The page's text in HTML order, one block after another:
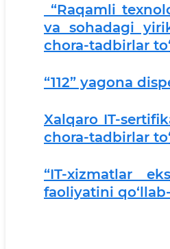
“Raqamli
va sohadagi
chora-tadbirlar
“112” yagona
Xalqaro IT-
chora-tadbirlar
“IT-xizmatlar
faoliyatini